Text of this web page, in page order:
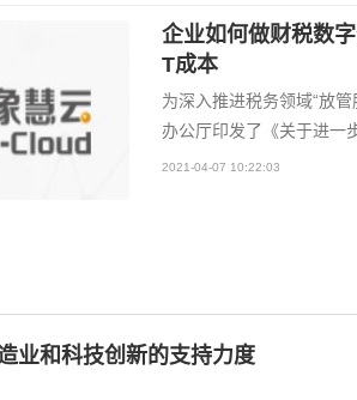
企业如何做财税数
T成本
为深入推进税务领域“放
办公厅印发了《关于进一
2021-04-07 10:22:03
业和科技创新的支持力度